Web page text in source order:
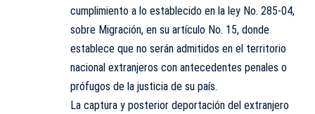
cumplimiento a lo establecido en la ley No. 285-04,
sobre Migración, en su artículo No. 15, donde
establece que no serán admitidos en el territorio
nacional extranjeros con antecedentes penales o
prófugos de la justicia de su país.
La captura y posterior deportación del extranjero